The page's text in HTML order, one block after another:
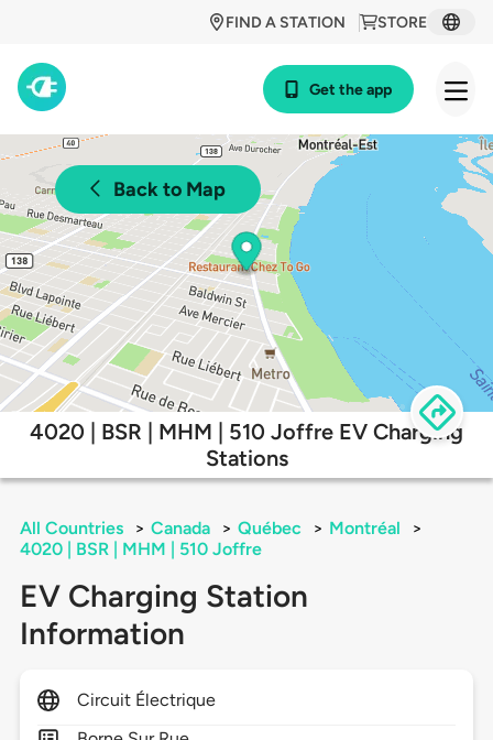
STORE
FIND A STATION
Get the app
Back to Map
4020 | BSR | MHM | 510 Joffre EV Charging
Stations
All Countries > Canada > Québec > Montréal
>
4020 | BSR | MHM | 510 Joffre
EV Charging Station
Information
Circuit Électrique